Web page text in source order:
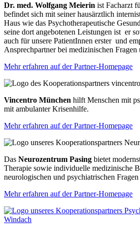
Dr. med. Wolfgang Meierin ist Facharzt
befindet sich mit seiner hausärztlich
Haus wie das Psychotherapeutische
seine dort angebotenen Leistungen ist er
auch für unsere PatientInnen erster und
Ansprechpartner bei medizinischen Fragen
Mehr erfahren auf der Partner-Homepage
Vincentro München hilft Menschen mit
mit ambulanter Krisenhilfe.
Mehr erfahren auf der Partner-Homepage
Das Neurozentrum Pasing bietet
Therapie sowie individuelle medizinische
neurologischen und psychiatrischen Fragen
Mehr erfahren auf der Partner-Homepage